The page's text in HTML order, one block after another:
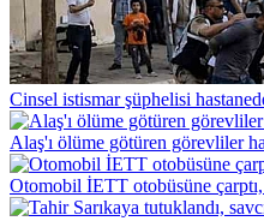
Cinsel istismar şüphelisi
Alaş'ı ölüme götüren görevliler
Otomobil İETT otobüsüne